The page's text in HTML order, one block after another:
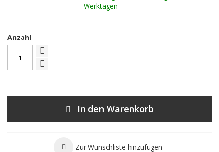
Werktagen
Anzahl
In den Warenkorb
Zur Wunschliste hinzufügen